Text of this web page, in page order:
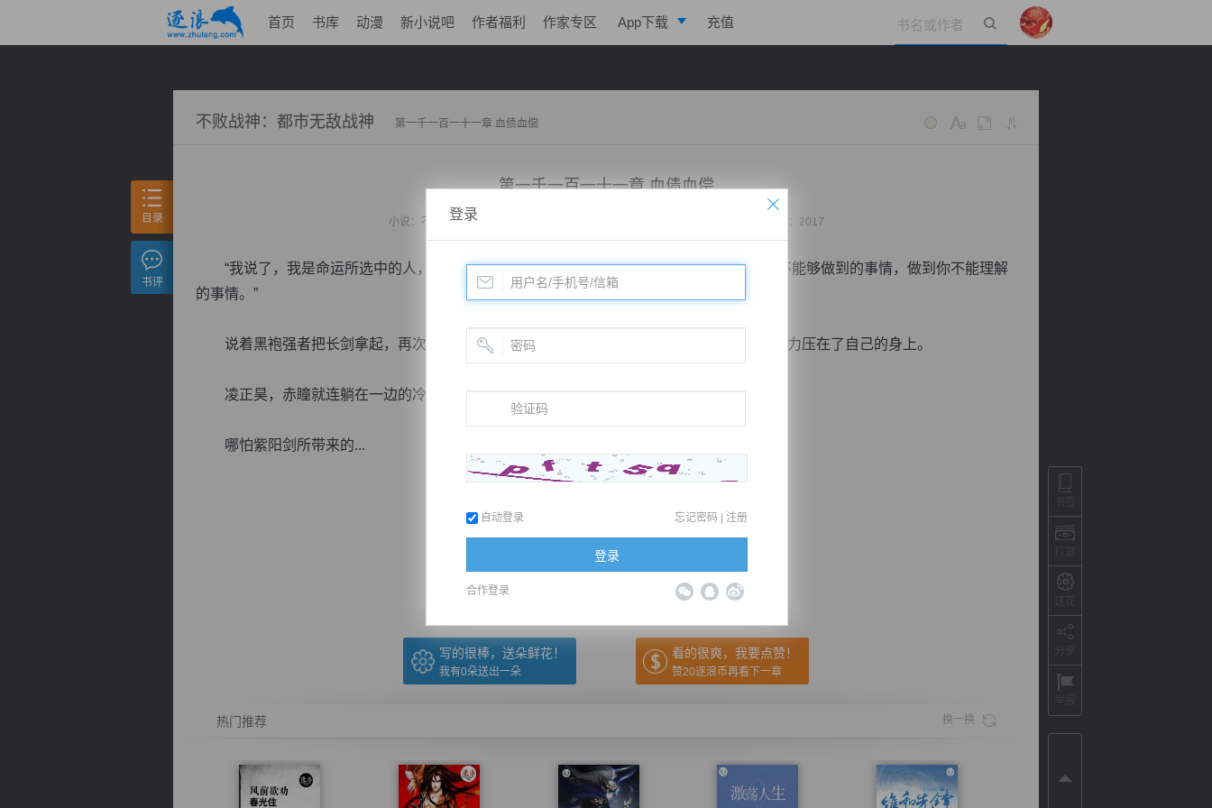
首页 书库 动漫 新小说吧 作者福利 作家专区 App下载 充值
不败战神：都市无敌战神 第一千一百一十一章 血债血偿
第一千一百一十一章 血债血偿
小说： 不败战神：都市无敌战神 更新时间：2020-10-29 22:55 字数：2017
“我说了，我是命运所选中的人，我将改变这个世界，命运自然会给予我，全能让我做到不能够做到的事情，做到你不能理解
的事情。”
说着黑袍强者把长剑拿起，再次对准了墨战枭，这一刻所有人都感觉到一股前所未有的压力压在了自己的身上。
凌正昊，赤瞳就连躺在一边的冷若冰都不例外。
哪怕紫阳剑所带来的...
（← 快捷键 上一章 回目录 下一章 快捷键→）
写的很棒，送朵鲜花！
我有0朵送出一朵
看的很爽，我要点赞！
赞20逐浪币再看下一章
热门推荐 换一换
目录
书评
登录
自动登录 忘记密码 | 注册
登录
合作登录